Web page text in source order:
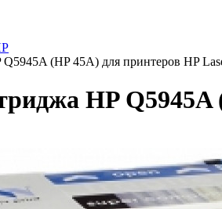
Q5945A (HP 45A) для принтеров HP
HP